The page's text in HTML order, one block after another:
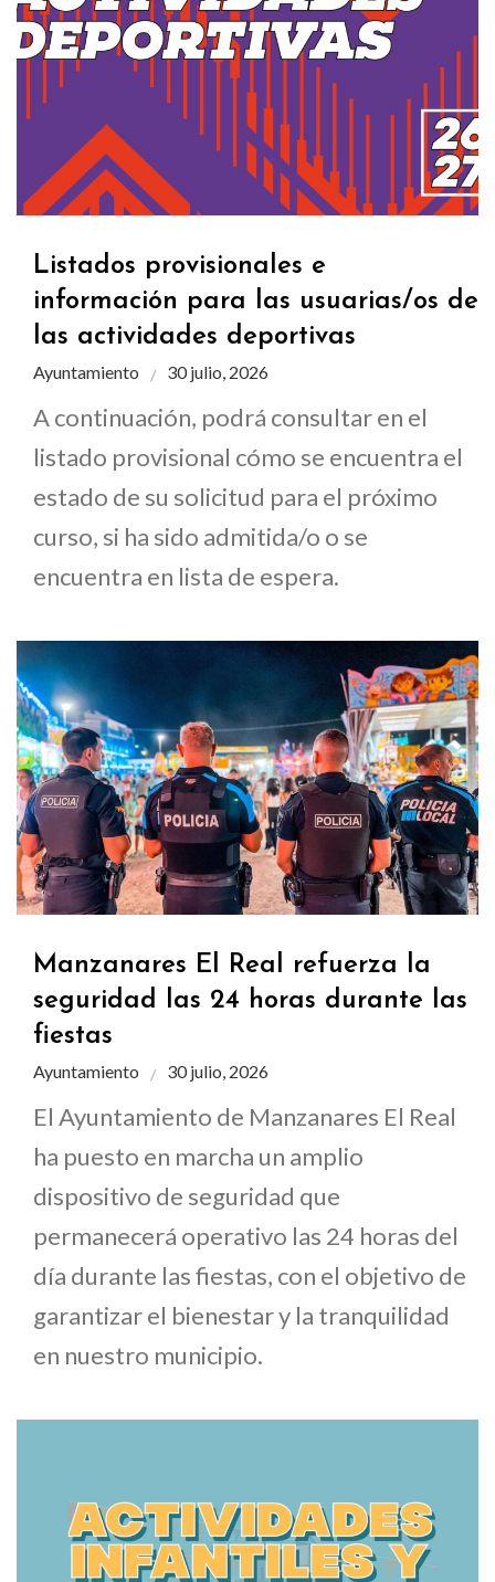
Listados provisionales e
información para las usuarias/os de
las actividades deportivas
Ayuntamiento 30 julio, 2026
A continuación, podrá consultar en el
listado provisional cómo se encuentra el
estado de su solicitud para el próximo
curso, si ha sido admitida/o o se
encuentra en lista de espera.
Manzanares El Real refuerza la
seguridad las 24 horas durante las
fiestas
Ayuntamiento 30 julio, 2026
El Ayuntamiento de Manzanares El Real
ha puesto en marcha un amplio
dispositivo de seguridad que
permanecerá operativo las 24 horas del
día durante las fiestas, con el objetivo de
garantizar el bienestar y la tranquilidad
en nuestro municipio.